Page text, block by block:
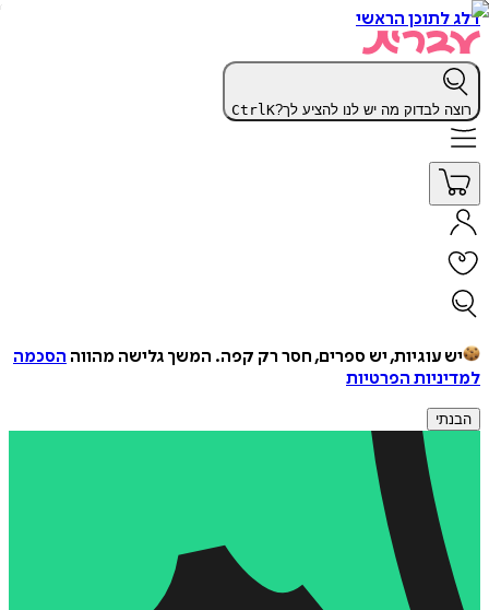
לתוכן הראשי
לבדוק מה יש לנו להציע לך? CtrlK
יש עוגיות, יש ספרים, חסר רק קפה.המשך גלישה מהווההסכמה
הפרטיות